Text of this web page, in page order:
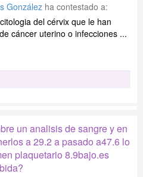
González ha contestado a:
del cérvix que le han
cáncer uterino o infecciones ...
un analisis de sangre y en
a 29.2 a pasado a47.6 lo
plaquetario 8.9bajo.es